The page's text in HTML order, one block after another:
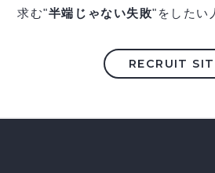
求む"半端じゃない失敗"をしたい
RECRUIT